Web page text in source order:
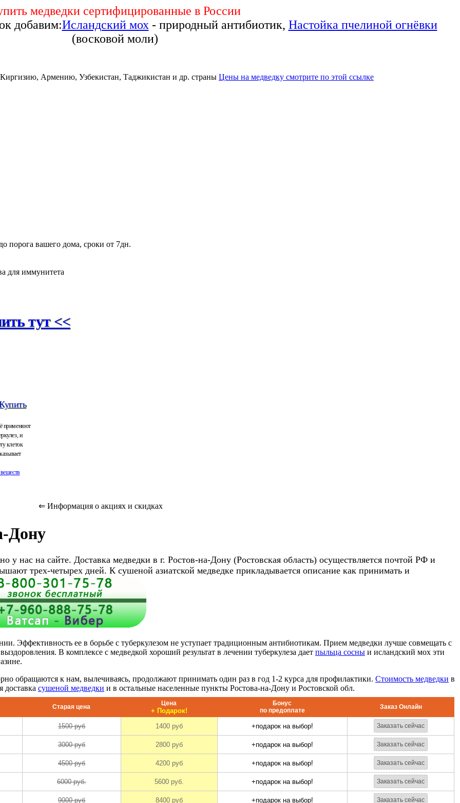
медведки сертифицированные в России
добавим:Исландский мох - природный антибиотик, Настойка пчелиной огнёвки
(восковой моли)
Армению, Узбекистан, Таджикистан и др. страны Цены на медведку смотрите по этой ссылке
порога вашего дома, сроки от 7дн.
для иммунитета
тут <<
применяют
и
клеток
стойкую к
и др.
выявления
или
ферментов
⇐ Информация о акциях и скидках
Дону
у нас на сайте. Доставка медведки в г. Ростов-на-Дону (Ростовская область) осуществляется почтой РФ и
трех-четырех дней. К сушеной азиатской медведке прикладывается описание как принимать и
Эффективность ее в борьбе с туберкулезом не уступает традиционным антибиотикам. Прием медведки лучше совмещать с
В комплексе с медведкой хороший результат в лечении туберкулеза дает пыльца сосны и исландский мох эти
обращаются к нам, вылечиваясь, продолжают принимать один раз в год 1-2 курса для профилактики. Стоимость медведки в
доставка сушеной медведки и в остальные населенные пункты Ростова-на-Дону и Ростовской обл.